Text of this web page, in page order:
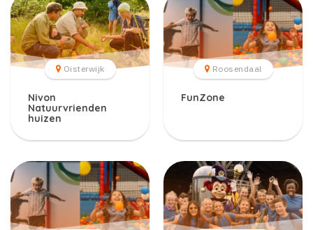
Oisterwijk
Nivon
Natuurvrienden
huizen
Roosendaal
FunZone